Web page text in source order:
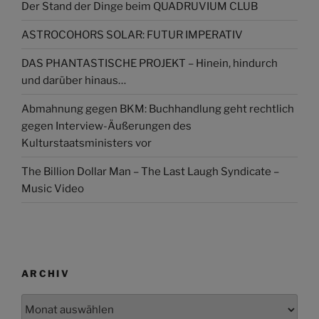
Der Stand der Dinge beim QUADRUVIUM CLUB
ASTROCOHORS SOLAR: FUTUR IMPERATIV
DAS PHANTASTISCHE PROJEKT – Hinein, hindurch
und darüber hinaus…
Abmahnung gegen BKM: Buchhandlung geht rechtlich
gegen Interview-Äußerungen des
Kulturstaatsministers vor
The Billion Dollar Man – The Last Laugh Syndicate –
Music Video
ARCHIV